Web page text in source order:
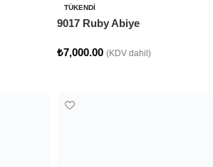
TÜKENDI
9017 Ruby Abiye
₺7,000.00 (KDV dahil)